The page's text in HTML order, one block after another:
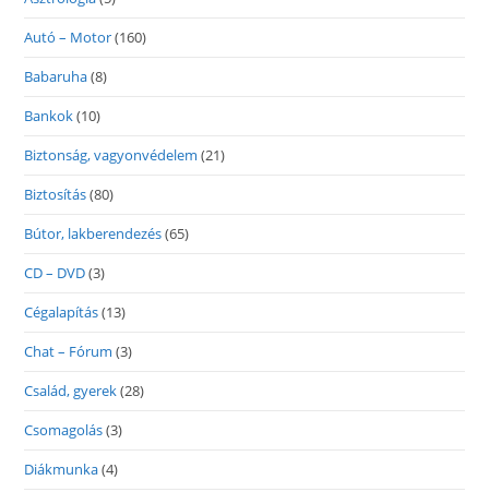
Autó – Motor(160)
Babaruha(8)
Bankok(10)
Biztonság, vagyonvédelem (21)
Biztosítás(80)
Bútor, lakberendezés(65)
CD – DVD(3)
Cégalapítás(13)
Chat – Fórum (3)
Család, gyerek(28)
Csomagolás(3)
Diákmunka(4)